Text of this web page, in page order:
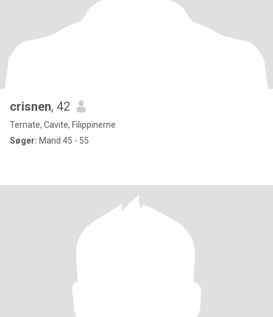
crisnen, 42
Ternate, Cavite, Filippinerne
Søger: Mand 45 - 55